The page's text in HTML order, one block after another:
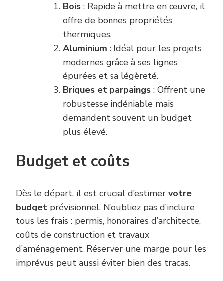
Bois : Rapide à mettre en œuvre, il
offre de bonnes propriétés
thermiques.
Aluminium : Idéal pour les projets
modernes grâce à ses lignes
épurées et sa légèreté.
Briques et parpaings : Offrent une
robustesse indéniable mais
demandent souvent un budget
plus élevé.
Budget et coûts
Dès le départ, il est crucial d’estimer votre
budget prévisionnel. N’oubliez pas d’inclure
tous les frais : permis, honoraires d’architecte,
coûts de construction et travaux
d’aménagement. Réserver une marge pour les
imprévus peut aussi éviter bien des tracas.